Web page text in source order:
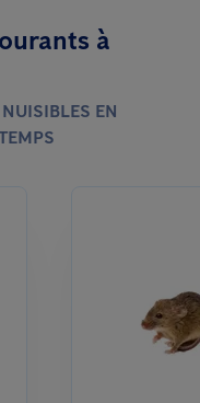
de la prévention,
à
EN